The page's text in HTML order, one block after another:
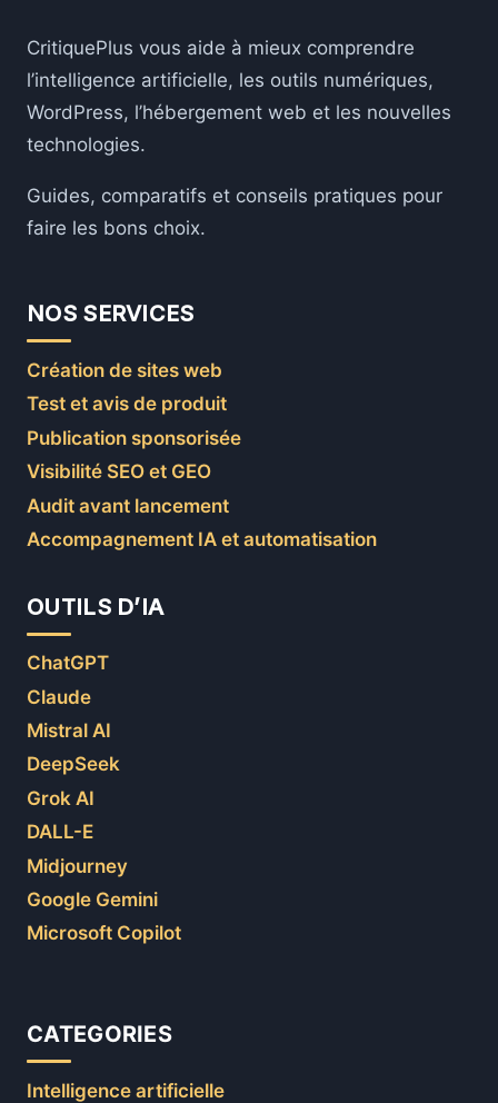
CritiquePlus vous aide à mieux comprendre
l’intelligence artificielle, les outils numériques,
WordPress, l’hébergement web et les nouvelles
technologies.
Guides, comparatifs et conseils pratiques pour
faire les bons choix.
NOS SERVICES
Création de sites web
Test et avis de produit
Publication sponsorisée
Visibilité SEO et GEO
Audit avant lancement
Accompagnement IA et automatisation
OUTILS D’IA
ChatGPT
Claude
Mistral AI
DeepSeek
Grok AI
DALL-E
Midjourney
Google Gemini
Microsoft Copilot
CATEGORIES
Intelligence artificielle